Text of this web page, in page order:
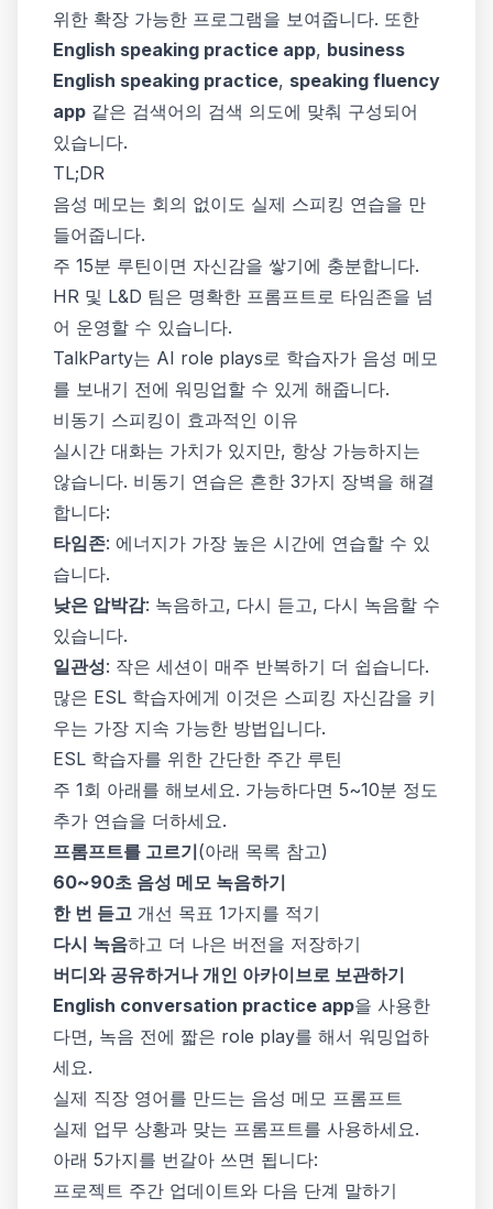
위한 확장 가능한 프로그램을 보여줍니다. 또한
English speaking practice app, business
English speaking practice, speaking fluency
app 같은 검색어의 검색 의도에 맞춰 구성되어
있습니다.
TL;DR
음성 메모는 회의 없이도 실제 스피킹 연습을 만
들어줍니다.
주 15분 루틴이면 자신감을 쌓기에 충분합니다.
HR 및 L&D 팀은 명확한 프롬프트로 타임존을 넘
어 운영할 수 있습니다.
TalkParty는 AI role plays로 학습자가 음성 메모
를 보내기 전에 워밍업할 수 있게 해줍니다.
비동기 스피킹이 효과적인 이유
실시간 대화는 가치가 있지만, 항상 가능하지는
않습니다. 비동기 연습은 흔한 3가지 장벽을 해결
합니다:
타임존: 에너지가 가장 높은 시간에 연습할 수 있
습니다.
낮은 압박감: 녹음하고, 다시 듣고, 다시 녹음할 수
있습니다.
일관성: 작은 세션이 매주 반복하기 더 쉽습니다.
많은 ESL 학습자에게 이것은 스피킹 자신감을 키
우는 가장 지속 가능한 방법입니다.
ESL 학습자를 위한 간단한 주간 루틴
주 1회 아래를 해보세요. 가능하다면 5~10분 정도
추가 연습을 더하세요.
프롬프트를 고르기(아래 목록 참고)
60~90초 음성 메모 녹음하기
한 번 듣고 개선 목표 1가지를 적기
다시 녹음하고 더 나은 버전을 저장하기
버디와 공유하거나 개인 아카이브로 보관하기
English conversation practice app을 사용한
다면, 녹음 전에 짧은 role play를 해서 워밍업하
세요.
실제 직장 영어를 만드는 음성 메모 프롬프트
실제 업무 상황과 맞는 프롬프트를 사용하세요.
아래 5가지를 번갈아 쓰면 됩니다:
프로젝트 주간 업데이트와 다음 단계 말하기